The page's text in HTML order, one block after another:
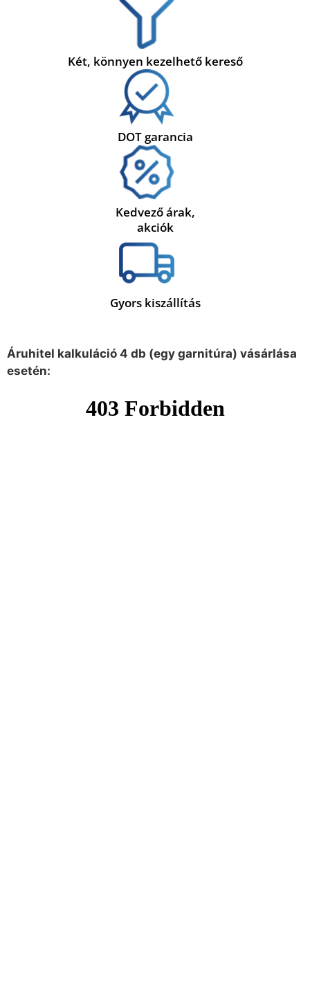
Két, könnyen kezelhető kereső
DOT garancia
Kedvező árak,
akciók
Gyors kiszállítás
Áruhitel kalkuláció 4 db (egy garnitúra) vásárlása
esetén: